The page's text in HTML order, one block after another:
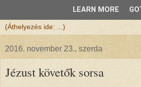
2016. november 23., szerda
Jézust követők sorsa
LEARN MORE